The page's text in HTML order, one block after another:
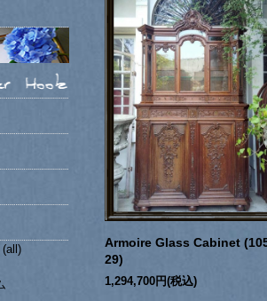
Armoire Glass Cabinet
29)
1,294,700円(税込)